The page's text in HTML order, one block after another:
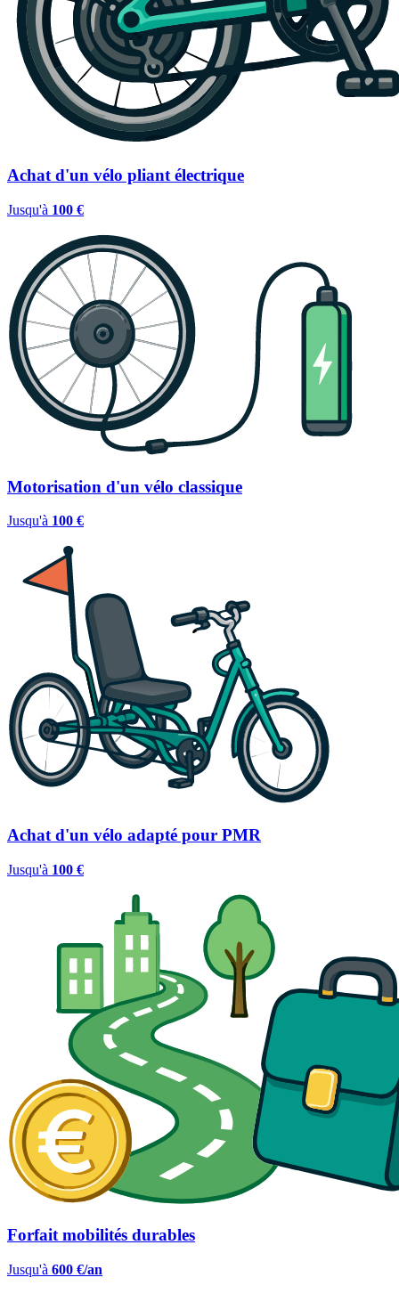
Achat d'un vélo pliant électrique
Jusqu'à 100 €
Motorisation d'un vélo classique
Jusqu'à 100 €
Achat d'un vélo adapté pour PMR
Jusqu'à 100 €
Forfait mobilités durables
Jusqu'à 600 €/an